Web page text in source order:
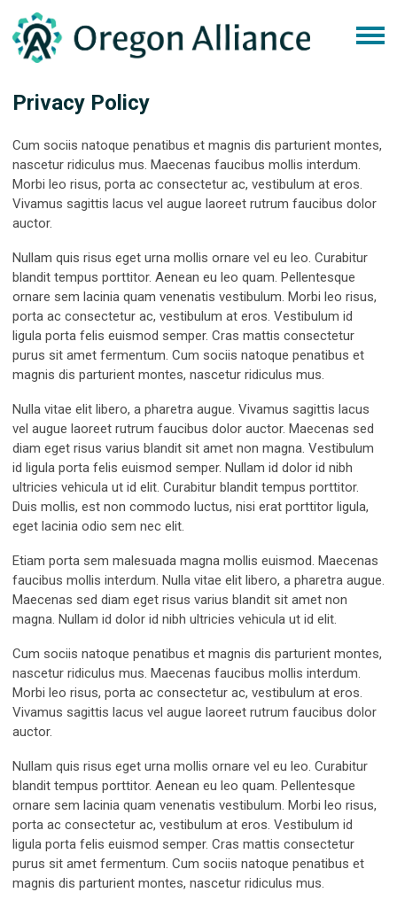
Privacy Policy
Cum sociis natoque penatibus et magnis dis parturient montes,
nascetur ridiculus mus. Maecenas faucibus mollis interdum.
Morbi leo risus, porta ac consectetur ac, vestibulum at eros.
Vivamus sagittis lacus vel augue laoreet rutrum faucibus dolor
auctor.
Nullam quis risus eget urna mollis ornare vel eu leo. Curabitur
blandit tempus porttitor. Aenean eu leo quam. Pellentesque
ornare sem lacinia quam venenatis vestibulum. Morbi leo risus,
porta ac consectetur ac, vestibulum at eros. Vestibulum id
ligula porta felis euismod semper. Cras mattis consectetur
purus sit amet fermentum. Cum sociis natoque penatibus et
magnis dis parturient montes, nascetur ridiculus mus.
Nulla vitae elit libero, a pharetra augue. Vivamus sagittis lacus
vel augue laoreet rutrum faucibus dolor auctor. Maecenas sed
diam eget risus varius blandit sit amet non magna. Vestibulum
id ligula porta felis euismod semper. Nullam id dolor id nibh
ultricies vehicula ut id elit. Curabitur blandit tempus porttitor.
Duis mollis, est non commodo luctus, nisi erat porttitor ligula,
eget lacinia odio sem nec elit.
Etiam porta sem malesuada magna mollis euismod. Maecenas
faucibus mollis interdum. Nulla vitae elit libero, a pharetra augue.
Maecenas sed diam eget risus varius blandit sit amet non
magna. Nullam id dolor id nibh ultricies vehicula ut id elit.
Cum sociis natoque penatibus et magnis dis parturient montes,
nascetur ridiculus mus. Maecenas faucibus mollis interdum.
Morbi leo risus, porta ac consectetur ac, vestibulum at eros.
Vivamus sagittis lacus vel augue laoreet rutrum faucibus dolor
auctor.
Nullam quis risus eget urna mollis ornare vel eu leo. Curabitur
blandit tempus porttitor. Aenean eu leo quam. Pellentesque
ornare sem lacinia quam venenatis vestibulum. Morbi leo risus,
porta ac consectetur ac, vestibulum at eros. Vestibulum id
ligula porta felis euismod semper. Cras mattis consectetur
purus sit amet fermentum. Cum sociis natoque penatibus et
magnis dis parturient montes, nascetur ridiculus mus.